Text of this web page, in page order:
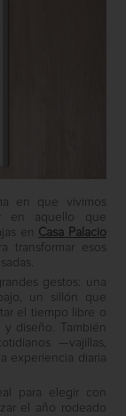
en que vivimos
en aquello que
en Casa Palacio
transformar esos
gestos: una
un sillón que
el tiempo libre o
diseño. También
—vajillas,
experiencia diaria
para elegir con
el año rodeado